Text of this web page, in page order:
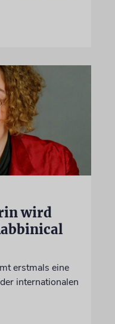
wird
erstmals eine
internationalen